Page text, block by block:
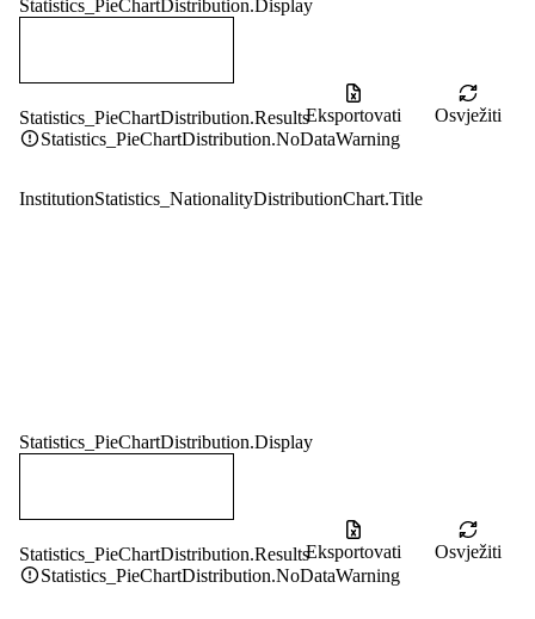
Statistics_PieChartDistribution.Display
Statistics_PieChartDistribution.ResultsEksportovati
Osvježiti
Statistics_PieChartDistribution.NoDataWarning
InstitutionStatistics_NationalityDistributionChart.Title
Statistics_PieChartDistribution.Display
Statistics_PieChartDistribution.ResultsEksportovati
Osvježiti
Statistics_PieChartDistribution.NoDataWarning